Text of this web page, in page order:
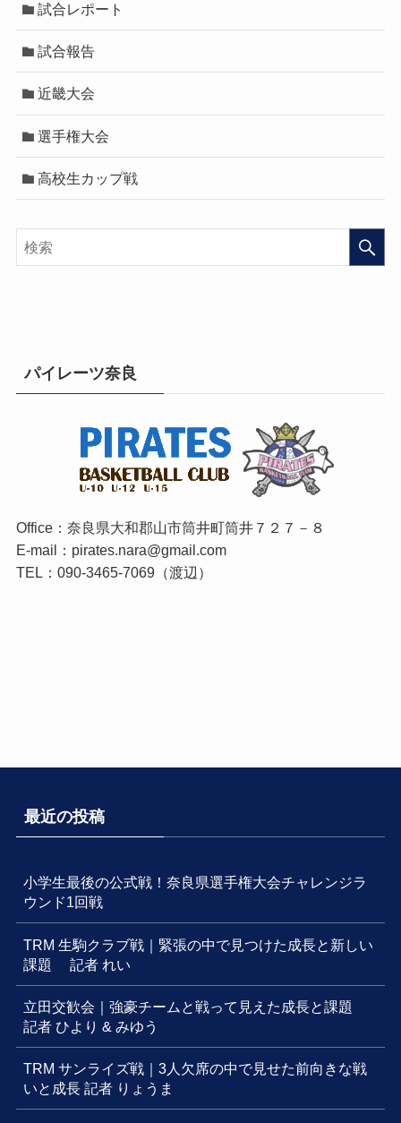
試合レポート
試合報告
近畿大会
選手権大会
高校生カップ戦
パイレーツ奈良
Office：奈良県大和郡山市筒井町筒井７２７－８
E-mail：pirates.nara@gmail.com
TEL：090-3465-7069（渡辺）
最近の投稿
小学生最後の公式戦！奈良県選手権大会チャレンジラ
ウンド1回戦
TRM 生駒クラブ戦｜緊張の中で見つけた成長と新しい
課題 記者 れい
立田交歓会｜強豪チームと戦って見えた成長と課題
記者 ひより & みゆう
TRM サンライズ戦｜3人欠席の中で見せた前向きな戦
いと成長 記者 りょうま